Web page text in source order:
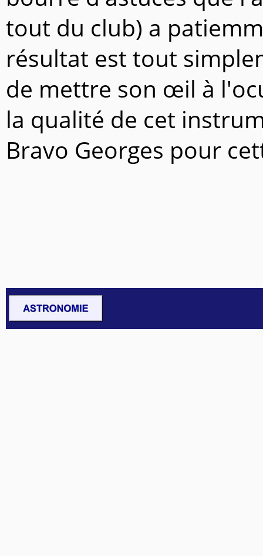
tout du club) a
résultat est tout
de mettre son œil à
la qualité de cet
Bravo Georges pour